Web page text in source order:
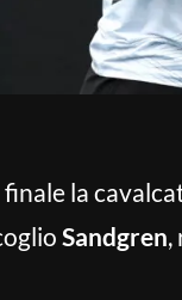
la
Sandgren,